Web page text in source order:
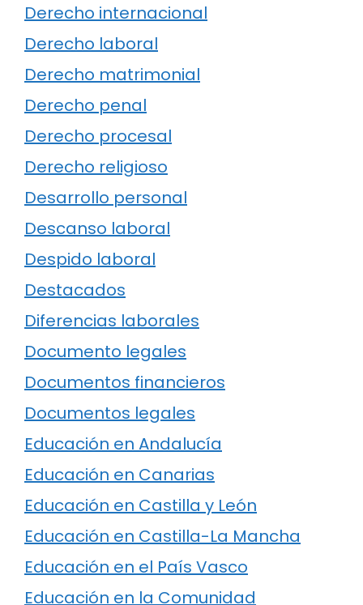
Derecho internacional
Derecho laboral
Derecho matrimonial
Derecho penal
Derecho procesal
Derecho religioso
Desarrollo personal
Descanso laboral
Despido laboral
Destacados
Diferencias laborales
Documento legales
Documentos financieros
Documentos legales
Educación en Andalucía
Educación en Canarias
Educación en Castilla y León
Educación en Castilla-La Mancha
Educación en el País Vasco
Educación en la Comunidad